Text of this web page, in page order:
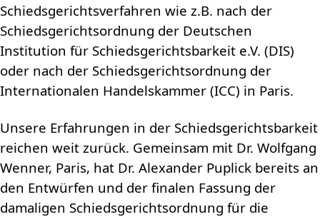
Schiedsgerichtsverfahren wie z.B. nach der
Schiedsgerichtsordnung der Deutschen
Institution für Schiedsgerichtsbarkeit e.V. (DIS)
oder nach der Schiedsgerichtsordnung der
Internationalen Handelskammer (ICC) in Paris.
Unsere Erfahrungen in der Schiedsgerichtsbarkeit
reichen weit zurück. Gemeinsam mit Dr. Wolfgang
Wenner, Paris, hat Dr. Alexander Puplick bereits an
den Entwürfen und der finalen Fassung der
damaligen Schiedsgerichtsordnung für die